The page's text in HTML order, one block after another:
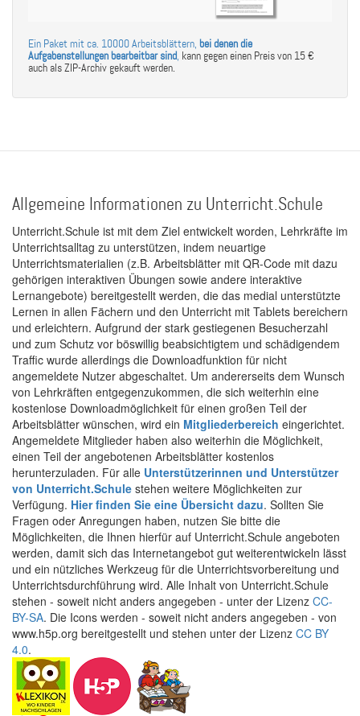
Ein Paket mit ca. 10000 Arbeitsblättern, bei denen die
Aufgabenstellungen bearbeitbar sind, kann gegen einen Preis von 15 €
auch als ZIP-Archiv gekauft werden.
Allgemeine Informationen zu Unterricht.Schule
Unterricht.Schule ist mit dem Ziel entwickelt worden, Lehrkräfte im
Unterrichtsalltag zu unterstützen, indem neuartige
Unterrichtsmaterialien (z.B. Arbeitsblätter mit QR-Code mit dazu
gehörigen interaktiven Übungen sowie andere interaktive
Lernangebote) bereitgestellt werden, die das medial unterstützte
Lernen in allen Fächern und den Unterricht mit Tablets bereichern
und erleichtern. Aufgrund der stark gestiegenen Besucherzahl
und zum Schutz vor böswillig beabsichtigtem und schädigendem
Traffic wurde allerdings die Downloadfunktion für nicht
angemeldete Nutzer abgeschaltet. Um andererseits dem Wunsch
von Lehrkräften entgegenzukommen, die sich weiterhin eine
kostenlose Downloadmöglichkeit für einen großen Teil der
Arbeitsblätter wünschen, wird ein Mitgliederbereich eingerichtet.
Angemeldete Mitglieder haben also weiterhin die Möglichkeit,
einen Teil der angebotenen Arbeitsblätter kostenlos
herunterzuladen. Für alle Unterstützerinnen und Unterstützer
von Unterricht.Schule stehen weitere Möglichkeiten zur
Verfügung. Hier finden Sie eine Übersicht dazu. Sollten Sie
Fragen oder Anregungen haben, nutzen Sie bitte die
Möglichkeiten, die Ihnen hierfür auf Unterricht.Schule angeboten
werden, damit sich das Internetangebot gut weiterentwickeln lässt
und ein nützliches Werkzeug für die Unterrichtsvorbereitung und
Unterrichtsdurchführung wird. Alle Inhalt von Unterricht.Schule
stehen - soweit nicht anders angegeben - unter der Lizenz CC-
BY-SA. Die Icons werden - soweit nicht anders angegeben - von
www.h5p.org bereitgestellt und stehen unter der Lizenz CC BY
4.0.